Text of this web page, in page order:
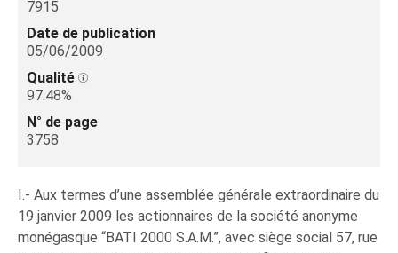
7915
Date de publication
05/06/2009
Qualité
97.48%
N° de page
3758
I.- Aux termes d’une assemblée générale extraordinaire du
19 janvier 2009 les actionnaires de la société anonyme
monégasque “BATI 2000 S.A.M.”, avec siège social 57, rue